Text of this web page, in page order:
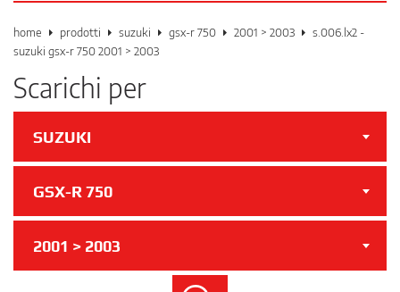
home prodotti suzuki gsx-r 750 2001 > 2003
s.006.lx2 -
suzuki gsx-r 750 2001 > 2003
Scarichi per
SUZUKI
GSX-R 750
2001 > 2003